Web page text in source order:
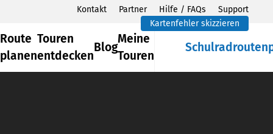
Kontakt Partner Hilfe / FAQs
Support
Kartenfehler skizzieren
Route
planen
Touren
entdecken
Blog
Meine
Touren